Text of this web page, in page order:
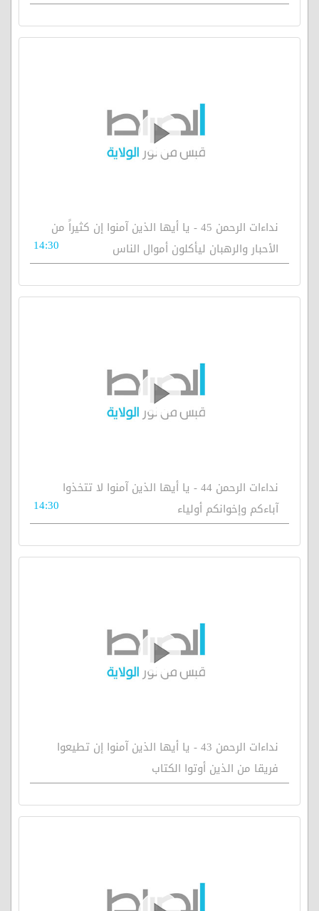
نداءات الرحمن 45 - يا أيها الذين آمنوا إن كثيراً من
الأحبار والرهبان ليأكلون أموال الناس
14:30
نداءات الرحمن 44 - يا أيها الذين آمنوا لا تتخذوا
آباءكم وإخوانكم أولياء
14:30
نداءات الرحمن 43 - يا أيها الذين آمنوا إن تطيعوا
فريقا من الذين أوتوا الكتاب